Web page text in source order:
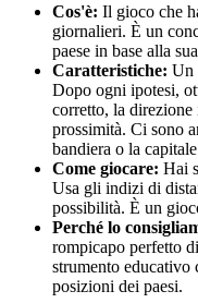
Cos'è: Il gioco che
giornalieri. È un
paese in base alla
Caratteristiche: Un
Dopo ogni ipotesi,
corretto, la
prossimità. Ci sono
bandiera o la
Come giocare: Hai
Usa gli indizi di
possibilità. È un
Perché lo
rompicapo perfetto
strumento educativo
posizioni dei paesi.